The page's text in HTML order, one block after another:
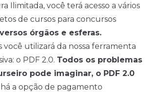
Ilimitada, você terá acesso a vários
de cursos para concursos
órgãos e esferas.
você utilizará da nossa ferramenta
o PDF 2.0. Todos os problemas
pode imaginar, o PDF 2.0
há a opção de pagamento